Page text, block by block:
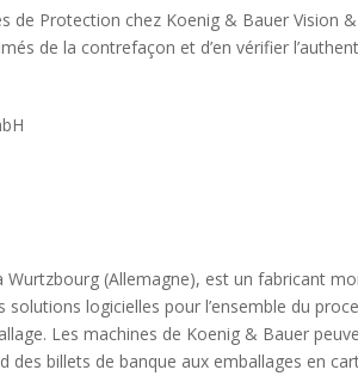
de Protection chez Koenig & Bauer Vision
de la contrefaçon et d’en vérifier
(Allemagne), est un fabricant
logicielles pour l’ensemble du
Les machines de Koenig & Bauer
des billets de banque aux emballages en